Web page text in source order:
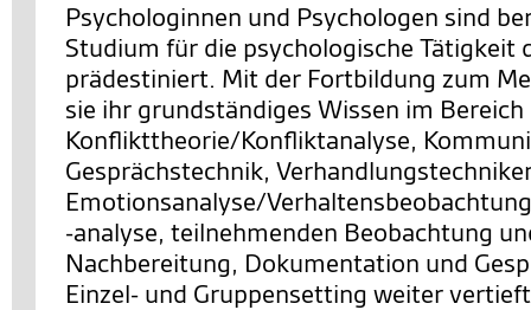
Psychologinnen und Psychologen sind
Studium für die psychologische Tätigkeit
prädestiniert. Mit der Fortbildung zum
sie ihr grundständiges Wissen im Bereich
Konflikttheorie/Konfliktanalyse,
Gesprächstechnik,
Emotionsanalyse/
-analyse, teilnehmenden Beobachtung
Nachbereitung, Dokumentation und
Einzel- und Gruppensetting weiter